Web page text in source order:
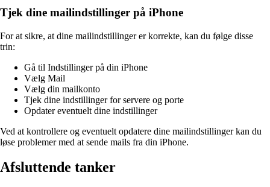
Tjek dine mailindstillinger på iPhone
For at sikre, at dine mailindstillinger er korrekte, kan du følge disse
trin:
Gå til Indstillinger på din iPhone
Vælg Mail
Vælg din mailkonto
Tjek dine indstillinger for servere og porte
Opdater eventuelt dine indstillinger
Ved at kontrollere og eventuelt opdatere dine mailindstillinger kan du
løse problemer med at sende mails fra din iPhone.
Afsluttende tanker